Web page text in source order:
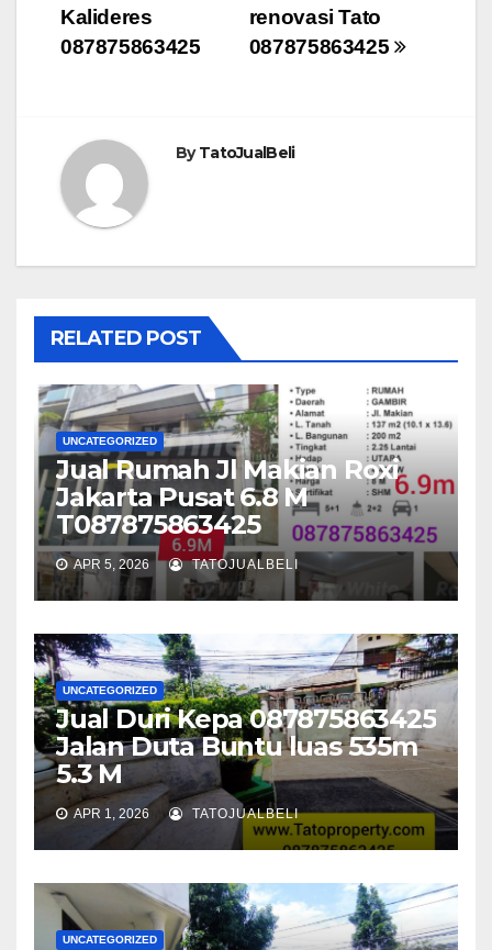
renovasi Tato
087875863425
Kalideres
087875863425
ByTatoJualBeli
RELATED POST
UNCATEGORIZED
Jual Rumah Jl Makian Roxi
Jakarta Pusat 6.8 M
T087875863425
APR 5, 2026 TATOJUALBELI
UNCATEGORIZED
Jual Duri Kepa 087875863425
Jalan Duta Buntu luas 535m
5.3 M
APR 1, 2026 TATOJUALBELI
UNCATEGORIZED